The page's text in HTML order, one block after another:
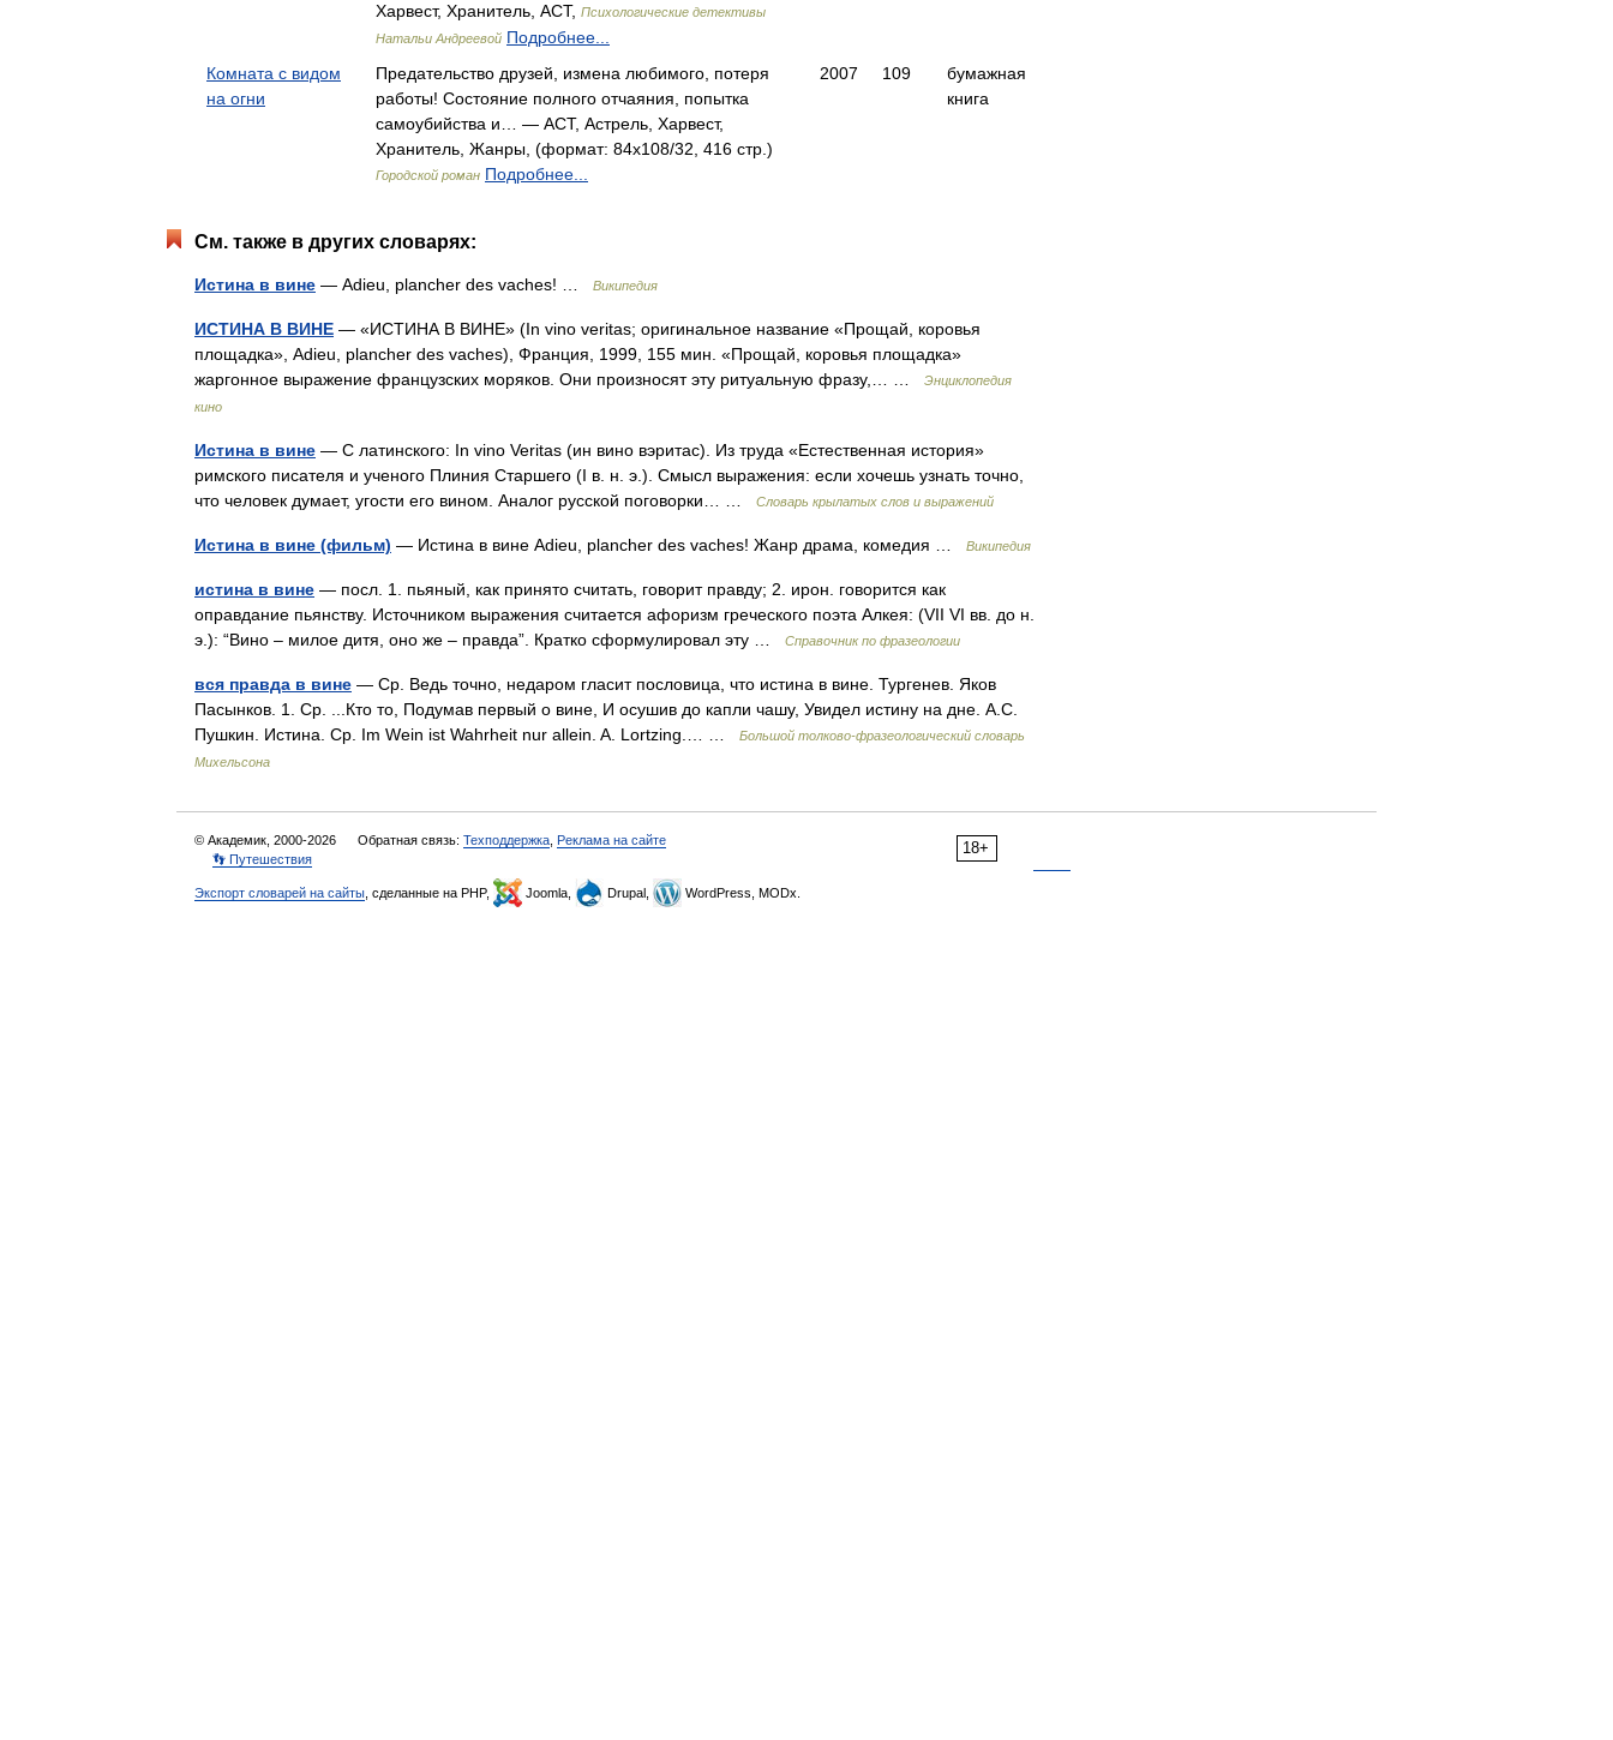
Харвест, Хранитель, АСТ, Психологические детективы
Натальи Андреевой Подробнее...
Комната с видом
на огни
Предательство друзей, измена любимого, потеря
работы! Состояние полного отчаяния, попытка
самоубийства и… — АСТ, Астрель, Харвест,
Хранитель, Жанры, (формат: 84x108/32, 416 стр.)
Городской роман Подробнее...
2007 109
бумажная
книга
См. также в других словарях:
Истина в вине — Adieu, plancher des vaches! … Википедия
ИСТИНА В ВИНЕ — «ИСТИНА В ВИНЕ» (In vino veritas; оригинальное название «Прощай, коровья
площадка», Adieu, plancher des vaches), Франция, 1999, 155 мин. «Прощай, коровья площадка»
жаргонное выражение французских моряков. Они произносят эту ритуальную фразу,… …
Энциклопедия
кино
Истина в вине — С латинского: In vino Veritas (ин вино вэритас). Из труда «Естественная история»
римского писателя и ученого Плиния Старшего (I в. н. э.). Смысл выражения: если хочешь узнать точно,
что человек думает, угости его вином. Аналог русской поговорки… …
Словарь крылатых слов и выражений
Истина в вине (фильм) — Истина в вине Adieu, plancher des vaches! Жанр драма, комедия … Википедия
истина в вине — посл. 1. пьяный, как принято считать, говорит правду; 2. ирон. говорится как
оправдание пьянству. Источником выражения считается афоризм греческого поэта Алкея: (VII VI вв. до н.
э.): “Вино – милое дитя, оно же – правда”. Кратко сформулировал эту …
Справочник по фразеологии
вся правда в вине — Ср. Ведь точно, недаром гласит пословица, что истина в вине. Тургенев. Яков
Пасынков. 1. Ср. ...Кто то, Подумав первый о вине, И осушив до капли чашу, Увидел истину на дне. А.С.
Пушкин. Истина. Ср. Im Wein ist Wahrheit nur allein. A. Lortzing.… …
Большой толково-фразеологический словарь
Михельсона
18+
© Академик, 2000-2026 Обратная связь: Техподдержка Реклама на сайте
👣 Путешествия
Экспорт словарей на сайты , сделанные на PHP, Joomla, Drupal, WordPress, MODx.